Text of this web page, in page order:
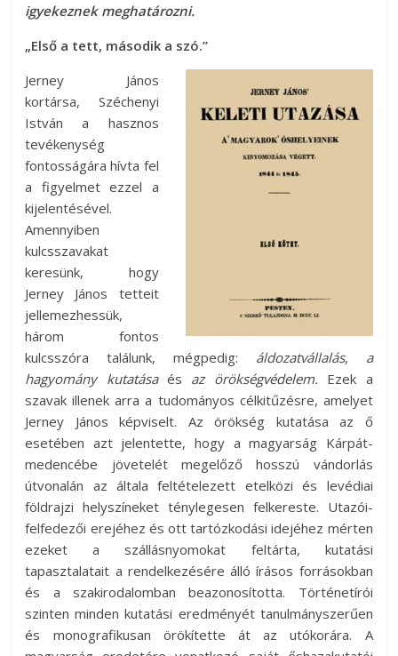
igyekeznek meghatározni.
„Első a tett, második a szó.”
Jerney János
kortársa, Széchenyi
István a hasznos
tevékenység
fontosságára hívta fel
a figyelmet ezzel a
kijelentésével.
Amennyiben
kulcsszavakat
keresünk, hogy
Jerney János tetteit
jellemezhessük,
három fontos
kulcsszóra találunk, mégpedig: áldozatvállalás, a
hagyomány kutatásaés az örökségvédelem. Ezek a
szavak illenek arra a tudományos célkitűzésre, amelyet
Jerney János képviselt. Az örökség kutatása az ő
esetében azt jelentette, hogy a magyarság Kárpát-
medencébe jövetelét megelőző hosszú vándorlás
útvonalán az általa feltételezett etelközi és levédiai
földrajzi helyszíneket ténylegesen felkereste. Utazói-
felfedezői erejéhez és ott tartózkodási idejéhez mérten
ezeket a szállásnyomokat feltárta, kutatási
tapasztalatait a rendelkezésére álló írásos forrásokban
és a szakirodalomban beazonosította. Történetírói
szinten minden kutatási eredményét tanulmányszerűen
és monografikusan örökítette át az utókorára. A